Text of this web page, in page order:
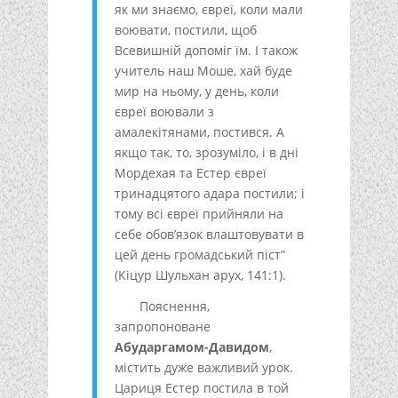
як ми знаємо, євреї, коли мали
воювати, постили, щоб
Всевишній допоміг їм. І також
учитель наш Моше, хай буде
мир на ньому, у день, коли
євреї воювали з
амалекітянами, постився. А
якщо так, то, зрозуміло, і в дні
Мордехая та Естер євреї
тринадцятого адара постили; і
тому всі євреї прийняли на
себе обов’язок влаштовувати в
цей день громадський піст”
(Кіцур Шульхан арух, 141:1).
Пояснення,
запропоноване
Абударгамом-Давидом,
містить дуже важливий урок.
Цариця Естер постила в той